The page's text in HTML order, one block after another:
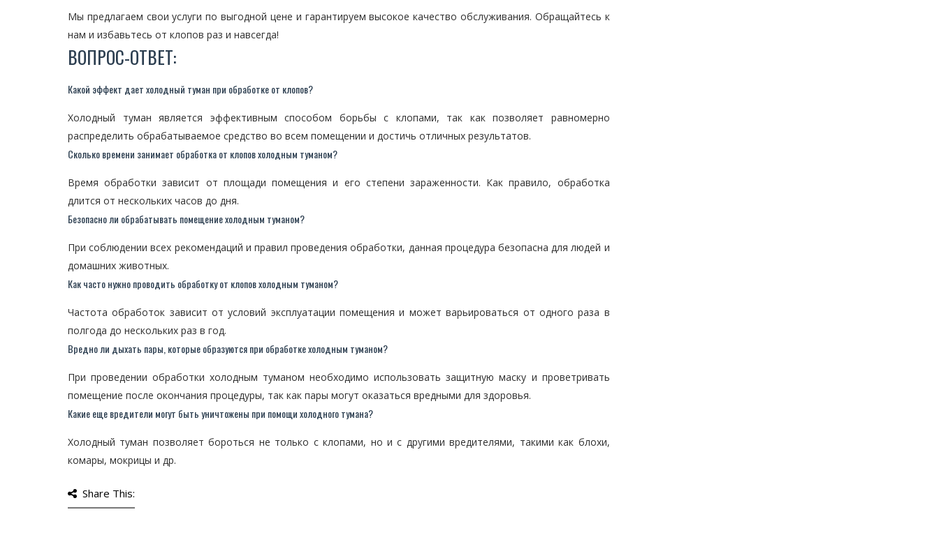
Мы предлагаем свои услуги по выгодной цене и гарантируем высокое качество обслуживания. Обращайтесь к
нам и избавьтесь от клопов раз и навсегда!
ВОПРОС-ОТВЕТ:
Какой эффект дает холодный туман при обработке от клопов?
Холодный туман является эффективным способом борьбы с клопами, так как позволяет равномерно
распределить обрабатываемое средство во всем помещении и достичь отличных результатов.
Сколько времени занимает обработка от клопов холодным туманом?
Время обработки зависит от площади помещения и его степени зараженности. Как правило, обработка
длится от нескольких часов до дня.
Безопасно ли обрабатывать помещение холодным туманом?
При соблюдении всех рекомендаций и правил проведения обработки, данная процедура безопасна для людей и
домашних животных.
Как часто нужно проводить обработку от клопов холодным туманом?
Частота обработок зависит от условий эксплуатации помещения и может варьироваться от одного раза в
полгода до нескольких раз в год.
Вредно ли дыхать пары, которые образуются при обработке холодным туманом?
При проведении обработки холодным туманом необходимо использовать защитную маску и проветривать
помещение после окончания процедуры, так как пары могут оказаться вредными для здоровья.
Какие еще вредители могут быть уничтожены при помощи холодного тумана?
Холодный туман позволяет бороться не только с клопами, но и с другими вредителями, такими как блохи,
комары, мокрицы и др.
Share This: